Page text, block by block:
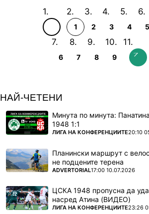
1 2 3 4 5
6 7 8 9
НАЙ-ЧЕТЕНИ
Минута по минута:
1948 1:1
ПОВЕЧЕ ОТ
ЛИГА НА КОНФЕРЕНЦИИТЕ20:10
Планински маршрут с
не подцените терена
ПОВЕЧЕ ОТ
ADVERTORIAL17:00 10.07.2026
ЦСКА 1948 пропусна да
насред Атина (ВИДЕО)
ПОВЕЧЕ ОТ
ЛИГА НА КОНФЕРЕНЦИИТЕ23:26